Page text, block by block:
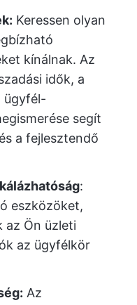
Keressen olyan
kínálnak. Az
idők, a
ügyfél-
segít
a fejlesztendő
:
eszközöket,
az Ön üzleti
az ügyfélkör
Az